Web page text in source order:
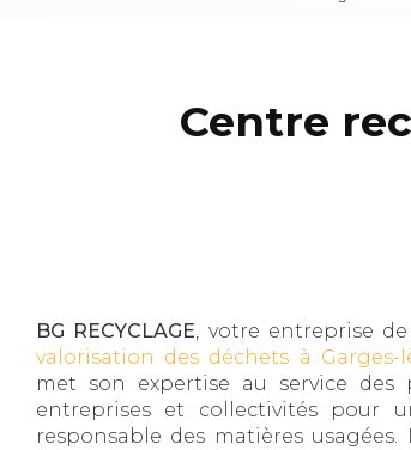
Centre
BG RECYCLAGE, votre entreprise de
valorisation des déchets à Garges-
met son expertise au service des
entreprises et collectivités pour
responsable des matières usagées.